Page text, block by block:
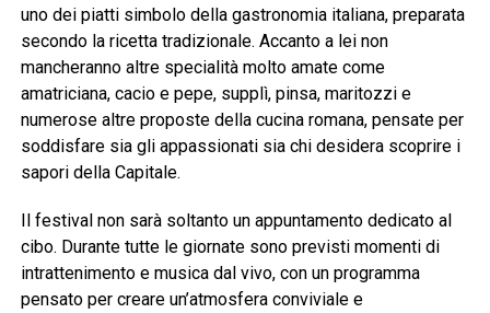
uno dei piatti simbolo della gastronomia italiana, preparata
secondo la ricetta tradizionale. Accanto a lei non
mancheranno altre specialità molto amate come
amatriciana, cacio e pepe, supplì, pinsa, maritozzi e
numerose altre proposte della cucina romana, pensate per
soddisfare sia gli appassionati sia chi desidera scoprire i
sapori della Capitale.
Il festival non sarà soltanto un appuntamento dedicato al
cibo. Durante tutte le giornate sono previsti momenti di
intrattenimento e musica dal vivo, con un programma
pensato per creare un’atmosfera conviviale e